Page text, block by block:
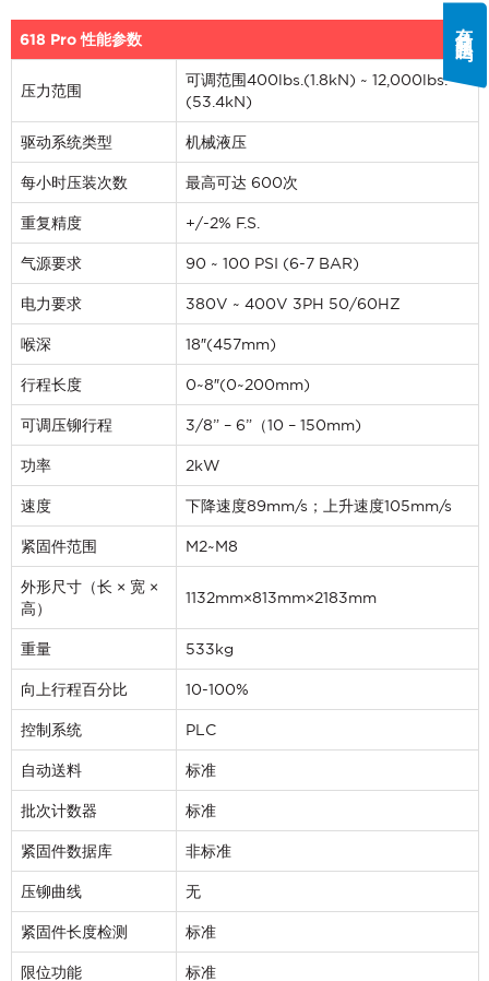
618 Pro 性能参数
压力范围
可调范围400lbs.(1.8kN) ~ 12,000lbs.
(53.4kN)
驱动系统类型 机械液压
每小时压装次数 最高可达 600次
重复精度 +/-2% F.S.
气源要求 90 ~ 100 PSI (6-7 BAR)
电力要求 380V ~ 400V 3PH 50/60HZ
喉深 18″(457mm)
行程长度 0~8″(0~200mm)
可调压铆行程 3/8” – 6”（10 – 150mm)
功率 2kW
速度 下降速度89mm/s；上升速度105mm/s
紧固件范围 M2~M8
外形尺寸（长 × 宽 ×
高）
1132mm×813mm×2183mm
重量 533kg
向上行程百分比 10-100%
控制系统 PLC
自动送料 标准
批次计数器 标准
紧固件数据库 非标准
压铆曲线 无
紧固件长度检测 标准
限位功能 标准
有什么问题吗?
information, don’t hesitate to ask. Use the
form below to send Haeger a
representative in your region message.
名字
姓氏*
电子邮件*